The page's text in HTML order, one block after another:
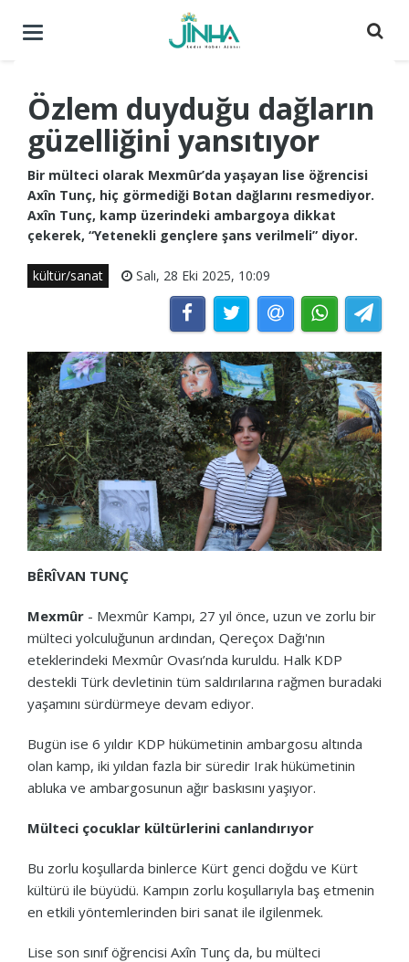
Menüyü
Özlem duyduğu dağların
güzelliğini yansıtıyor
Bir mülteci olarak Mexmûr’da yaşayan lise öğrencisi
Axîn Tunç, hiç görmediği Botan dağlarını resmediyor.
Axîn Tunç, kamp üzerindeki ambargoya dikkat
çekerek, “Yetenekli gençlere şans verilmeli” diyor.
kültür/sanat Salı, 28 Eki 2025, 10:09
BÊRÎVAN TUNÇ
Mexmûr - Mexmûr Kampı, 27 yıl önce, uzun ve zorlu bir
mülteci yolculuğunun ardından, Qereçox Dağı'nın
eteklerindeki Mexmûr Ovası’nda kuruldu. Halk KDP
destekli Türk devletinin tüm saldırılarına rağmen buradaki
yaşamını sürdürmeye devam ediyor.
Bugün ise 6 yıldır KDP hükümetinin ambargosu altında
olan kamp, iki yıldan fazla bir süredir Irak hükümetinin
abluka ve ambargosunun ağır baskısını yaşıyor.
Mülteci çocuklar kültürlerini canlandırıyor
Bu zorlu koşullarda binlerce Kürt genci doğdu ve Kürt
kültürü ile büyüdü. Kampın zorlu koşullarıyla baş etmenin
en etkili yöntemlerinden biri sanat ile ilgilenmek.
Lise son sınıf öğrencisi Axîn Tunç da, bu mülteci